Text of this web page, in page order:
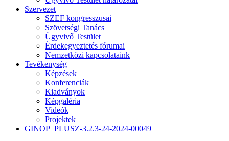
Szervezet
SZEF kongresszusai
Szövetségi Tanács
Ügyvivő Testület
Érdekegyeztetés fórumai
Nemzetközi kapcsolataink
Tevékenység
Képzések
Konferenciák
Kiadványok
Képgaléria
Videók
Projektek
GINOP_PLUSZ-3.2.3-24-2024-00049